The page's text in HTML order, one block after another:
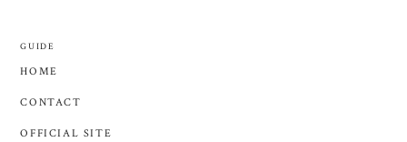
GUIDE
HOME
CONTACT
OFFICIAL SITE